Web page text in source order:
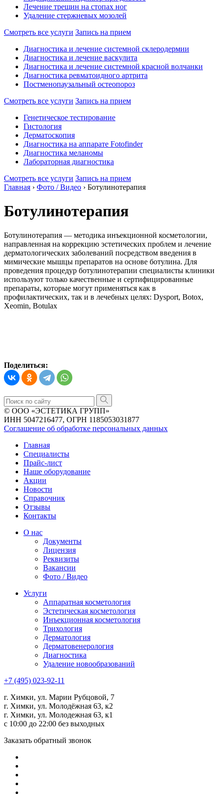
Лечение трещин на стопах ног
Удаление стержневых мозолей
Смотреть все услуги Запись на прием
Диагностика и лечение системной склеродермии
Диагностика и лечение васкулита
Диагностика и лечение системной красной волчанки
Диагностика ревматоидного артрита
Постменопаузальный остеопороз
Смотреть все услуги Запись на прием
Генетическое тестирование
Гистология
Дерматоскопия
Диагностика на аппарате Fotofinder
Диагностика меланомы
Лабораторная диагностика
Смотреть все услуги Запись на прием
Главная › Фото / Видео › Ботулинотерапия
Ботулинотерапия
Ботулинотерапия — методика инъекционной косметологии,
направленная на коррекцию эстетических проблем и лечение
дерматологических заболеваний посредством введения в
мимические мышцы препаратов на основе ботулина. Для
проведения процедур ботулинотерапии специалисты клиники
используют только качественные и сертифицированные
препараты, которые могут применяться как в
профилактических, так и в лечебных целях: Dysport, Botox,
Xeomin, Botulax
Поделиться:
© ООО «ЭСТЕТИКА ГРУПП»
ИНН 5047216477, ОГРН 1185053031877
Соглашение об обработке персональных данных
Главная
Специалисты
Прайс-лист
Наше оборудование
Акции
Новости
Справочник
Отзывы
Контакты
О нас
Документы
Лицензия
Реквизиты
Вакансии
Фото / Видео
Услуги
Аппаратная косметология
Эстетическая косметология
Инъекционная косметология
Трихология
Дермато­логия
Дерматовенерология
Диагностика
Удаление новообразований
+7 (495) 023-92-11
г. Химки, ул. Марии Рубцовой, 7
г. Химки, ул. Молодёжная 63, к2
г. Химки, ул. Молодежная 63, к1
с 10:00 до 22:00 без выходных
Заказать обратный звонок